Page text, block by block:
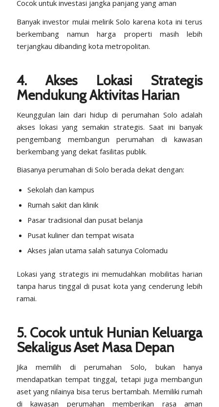
Cocok untuk investasi jangka panjang yang aman
Banyak investor mulai melirik Solo karena kota ini terus
berkembang namun harga properti masih lebih
terjangkau dibanding kota metropolitan.
4.Akses Lokasi Strategis
Mendukung Aktivitas Harian
Keunggulan lain dari hidup di perumahan Solo adalah
akses lokasi yang semakin strategis. Saat ini banyak
pengembang membangun perumahan di kawasan
berkembang yang dekat fasilitas publik.
Biasanya perumahan di Solo berada dekat dengan:
Sekolah dan kampus
Rumah sakit dan klinik
Pasar tradisional dan pusat belanja
Pusat kuliner dan tempat wisata
Akses jalan utama salah satunya Colomadu
Lokasi yang strategis ini memudahkan mobilitas harian
tanpa harus tinggal di pusat kota yang cenderung lebih
ramai.
5. Cocok untuk Hunian Keluarga
Sekaligus Aset Masa Depan
Jika memilih di perumahan Solo, bukan hanya
mendapatkan tempat tinggal, tetapi juga membangun
aset yang nilainya bisa terus bertambah. Memiliki rumah
di kawasan perumahan memberikan rasa aman